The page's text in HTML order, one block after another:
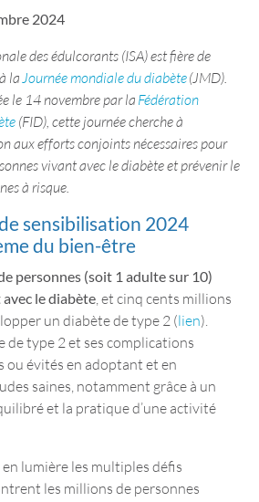
2024
des édulcorants (ISA) est fière de
laJournée mondiale du diabète(JMD).
le 14 novembre par la Fédération
(FID), cette journée cherche à
aux efforts conjoints nécessaires pour
vivant avec le diabète et prévenir le
à risque.
sensibilisation 2024
du bien-être
personnes (soit 1 adulte sur 10)
le diabète , et cinq cents millions
un diabète de type 2 (lien).
de type 2 et ses complications
ou évités en adoptant et en
saines, notamment grâce à un
et la pratique d’une activité
lumière les multiples défis
les millions de personnes